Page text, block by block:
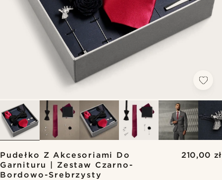
Pudełko Z Akcesoriami Do
Garnituru | Zestaw Czarno-
Bordowo-Srebrzysty
210,00 zł